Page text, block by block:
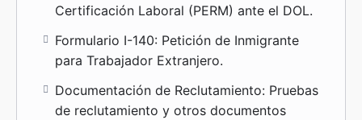
Certificación Laboral (PERM) ante el DOL.
Formulario I-140: Petición de Inmigrante
para Trabajador Extranjero.
Documentación de Reclutamiento: Pruebas
de reclutamiento y otros documentos